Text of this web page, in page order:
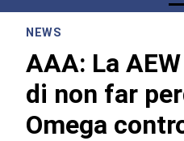
NEWS
AAA: La
di non far
Omega